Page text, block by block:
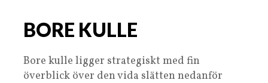
BORE KULLE
Bore kulle ligger strategiskt med fin
överblick över den vida slätten nedanför